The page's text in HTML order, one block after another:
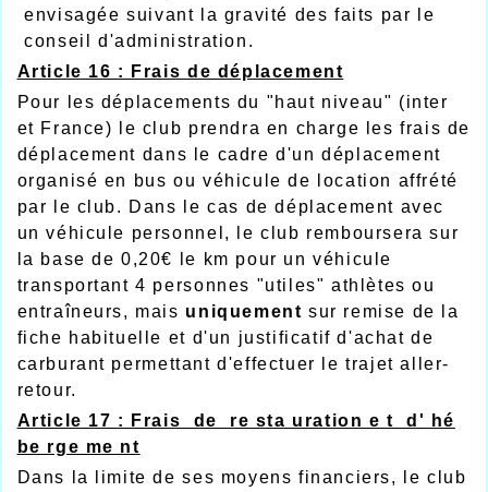
envisagée suivant la gravité des faits par le
conseil d'administration.
Article 16 : Frais de déplacement
Pour les déplacements du "haut niveau" (inter
et France) le club prendra en charge les frais de
déplacement dans le cadre d'un déplacement
organisé en bus ou véhicule de location affrété
par le club. Dans le cas de déplacement avec
un véhicule personnel, le club remboursera sur
la base de 0,20€ le km pour un véhicule
transportant 4 personnes "utiles" athlètes ou
entraîneurs, mais uniquement sur remise de la
fiche habituelle et d'un justificatif d'achat de
carburant permettant d'effectuer le trajet aller-
retour.
Article 17 : Frais de re sta uration e t d' hé
be rge me nt
Dans la limite de ses moyens financiers, le club